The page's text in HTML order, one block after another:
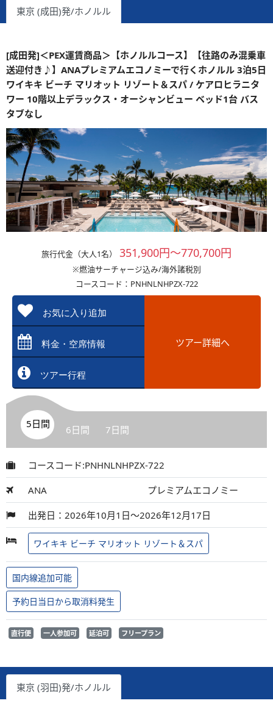
東京 (成田)発/ホノルル
[成田発]＜PEX運賃商品＞【ホノルルコース】【往路のみ混乗車
送迎付き♪】ANAプレミアムエコノミーで行くホノルル 3泊5日
ワイキキ ビーチ マリオット リゾート＆スパ / ケアロヒラニタ
ワー 10階以上デラックス・オーシャンビュー ベッド1台 バス
タブなし
旅行代金（大人1名） 351,900円～770,700円
※燃油サーチャージ込み/海外諸税別
コースコード：PNHNLNHPZX-722
お気に入り追加
料金・空席情報
ツアー行程
ツアー詳細へ
5日間 6日間 7日間
コースコード:PNHNLNHPZX-722
ANA プレミアムエコノミー
出発日：2026年10月1日～2026年12月17日
ワイキキ ビーチ マリオット リゾート＆スパ
国内線追加可能
予約日当日から取消料発生
直行便 一人参加可 延泊可 フリープラン
東京 (羽田)発/ホノルル